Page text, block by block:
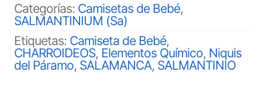
Categorías: Camisetas de Bebé,
SALMANTINIUM (Sa)
Etiquetas: Camiseta de Bebé,
CHARROIDEOS, Elementos Químico, Niquis
del Páramo, SALAMANCA, SALMANTINIO